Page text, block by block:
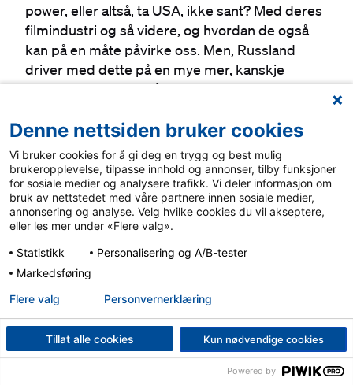
power, eller altså, ta USA, ikke sant? Med deres
filmindustri og så videre, og hvordan de også
kan på en måte påvirke oss. Men, Russland
driver med dette på en mye mer, kanskje
liksom, destruktiv måte og som ikke minst
Kaja:
Ja, for hva er det Russland vil? En ting er å
forme vårt syn på krigen, men de driver vel
også med ganske mye sånn desinformasjon
som handler om Vesten, som handler om, oss
og hvor hyklerske vi er, og, som skaper, sår
splid og splittelse i vestlige land.
Bjørn Johan:
Mhm. Og det, det er litt viktig når man ser en
russisk propaganda kommer opp på hvem som
fremmer la oss si for eksempel russisk TV hvor
Denne nettsiden bruker cookies
Vi bruker cookies for å gi deg en trygg og best mulig
brukeropplevelse, tilpasse innhold og annonser, tilby funksjoner
for sosiale medier og analysere trafikk. Vi deler informasjon om
bruk av nettstedet med våre partnere innen sosiale medier,
annonsering og analyse. Velg hvilke cookies du vil akseptere,
eller les mer under «Flere valg».
Statistikk
Personalisering og A/B-tester
Markedsføring
Tillat alle cookies Kun nødvendige cookies
Flere valg Personvern­erklæring
Powered by